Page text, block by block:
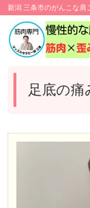
新潟 三条市のがんこな肩
足底の痛